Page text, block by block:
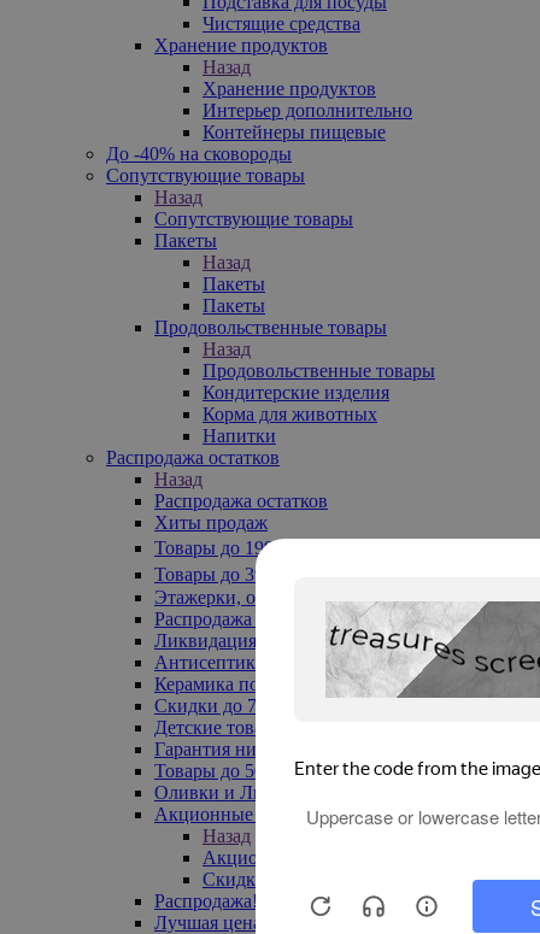
Чистящие средства
Хранение продуктов
Назад
Хранение продуктов
Интерьер дополнительно
Контейнеры пищевые
До -40% на сковороды
Сопутствующие товары
Назад
Сопутствующие товары
Пакеты
Назад
Пакеты
Пакеты
Продовольственные товары
Назад
Продовольственные товары
Кондитерские изделия
Корма для животных
Напитки
Распродажа остатков
Назад
Распродажа остатков
Хиты продаж
Товары до 199₽
Товары до 399₽
Этажерки, обувницы
Распродажа текстиля до -50%
Ликвидация до -70%
Антисептики
Керамика по 129 руб
Скидки до 70%
Детские товары
Гарантия низкой цены
Товары до 500 руб
Оливки и Лимоны
Акционные товары
Назад
Акционные товары
Скидка 20% по промокоду
Распродажа! Ульяновск до -70%
Лучшая цена